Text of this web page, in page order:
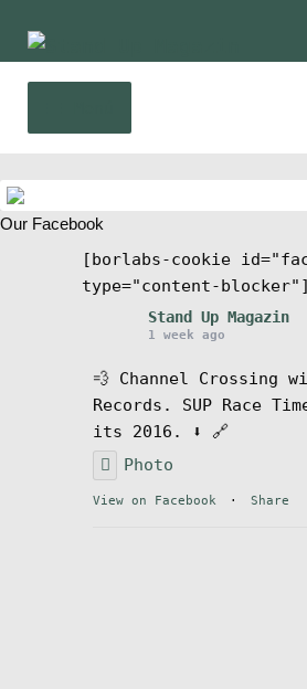
navegación
Noticias
Competencia
Revistas
Our Facebook
[borlabs-cookie
type="content-blocker"]
Stand Up Magazin
1 week ago
💨 Channel Crossing
Records. SUP Race
its 2016. ⬇️ 🔗
Photo
View on Facebook · Share